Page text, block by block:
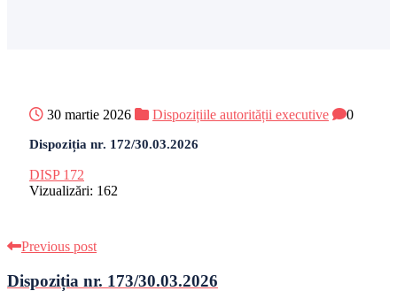
30 martie 2026 Dispozițiile autorității executive 0
Dispoziția nr. 172/30.03.2026
DISP 172
Vizualizări: 162
Previous post
Dispoziția nr. 173/30.03.2026